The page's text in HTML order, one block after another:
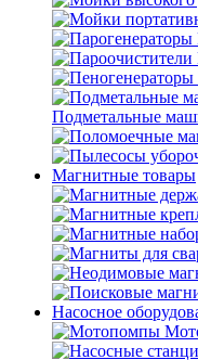
Подметальные
Магнитные товары
Насосное